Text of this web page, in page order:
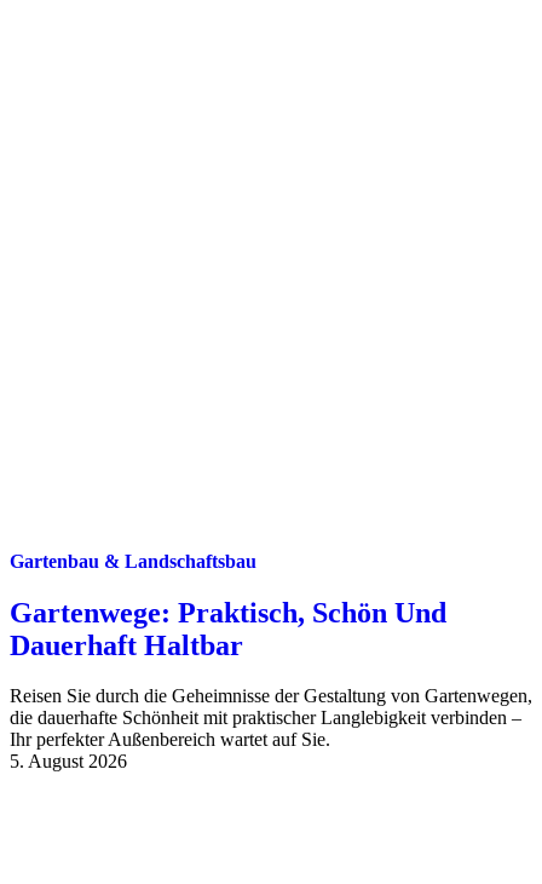
Gartenbau & Landschaftsbau
Gartenwege: Praktisch, Schön Und
Dauerhaft Haltbar
Reisen Sie durch die Geheimnisse der Gestaltung von Gartenwegen,
die dauerhafte Schönheit mit praktischer Langlebigkeit verbinden –
Ihr perfekter Außenbereich wartet auf Sie.
5. August 2026